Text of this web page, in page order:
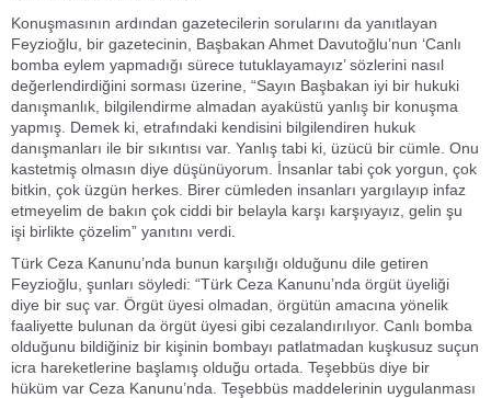
Konuşmasının ardından gazetecilerin sorularını da yanıtlayan
Feyzioğlu, bir gazetecinin, Başbakan Ahmet Davutoğlu’nun ‘Canlı
bomba eylem yapmadığı sürece tutuklayamayız’ sözlerini nasıl
değerlendirdiğini sorması üzerine, “Sayın Başbakan iyi bir hukuki
danışmanlık, bilgilendirme almadan ayaküstü yanlış bir konuşma
yapmış. Demek ki, etrafındaki kendisini bilgilendiren hukuk
danışmanları ile bir sıkıntısı var. Yanlış tabi ki, üzücü bir cümle. Onu
kastetmiş olmasın diye düşünüyorum. İnsanlar tabi çok yorgun, çok
bitkin, çok üzgün herkes. Birer cümleden insanları yargılayıp infaz
etmeyelim de bakın çok ciddi bir belayla karşı karşıyayız, gelin şu
işi birlikte çözelim” yanıtını verdi.
Türk Ceza Kanunu’nda bunun karşılığı olduğunu dile getiren
Feyzioğlu, şunları söyledi: “Türk Ceza Kanunu’nda örgüt üyeliği
diye bir suç var. Örgüt üyesi olmadan, örgütün amacına yönelik
faaliyette bulunan da örgüt üyesi gibi cezalandırılıyor. Canlı bomba
olduğunu bildiğiniz bir kişinin bombayı patlatmadan kuşkusuz suçun
icra hareketlerine başlamış olduğu ortada. Teşebbüs diye bir
hüküm var Ceza Kanunu’nda. Teşebbüs maddelerinin uygulanması